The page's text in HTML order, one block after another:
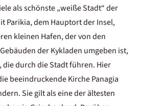
als schönste „weiße Stadt“ der
Parikia, dem Hauptort der Insel,
kleinen Hafen, der von den
der Kykladen umgeben ist,
die durch die Stadt führen. Hier
beeindruckende Kirche Panagia
Sie gilt als eine der ältesten